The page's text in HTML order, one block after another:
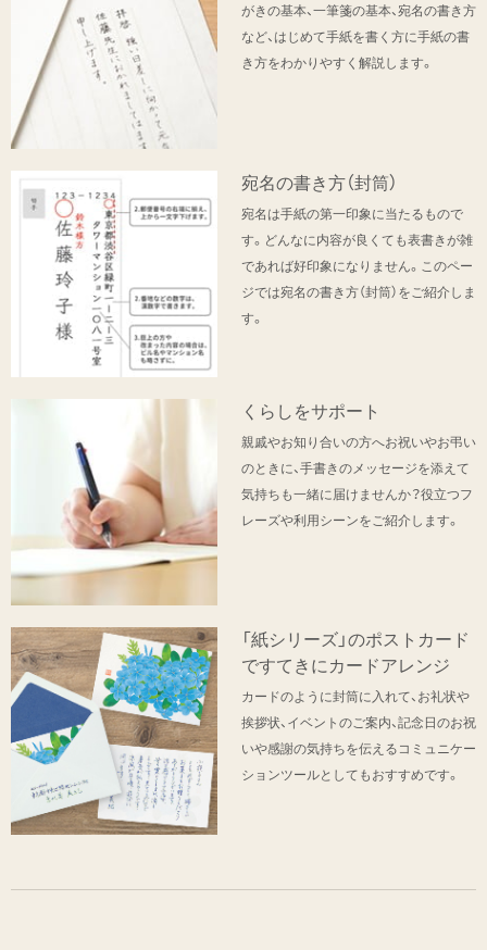
がきの基本、一筆箋の基本、宛名の書き方
など、はじめて手紙を書く方に手紙の書
き方をわかりやすく解説します。
宛名の書き方（封筒）
宛名は手紙の第一印象に当たるもので
す。どんなに内容が良くても表書きが雑
であれば好印象になりません。このペー
ジでは宛名の書き方（封筒）をご紹介しま
す。
くらしをサポート
親戚やお知り合いの方へお祝いやお弔い
のときに、手書きのメッセージを添えて
気持ちも一緒に届けませんか？役立つフ
レーズや利用シーンをご紹介します。
「紙シリーズ」のポストカード
ですてきにカードアレンジ
カードのように封筒に入れて、お礼状や
挨拶状、イベントのご案内、記念日のお祝
いや感謝の気持ちを伝えるコミュニケー
ションツールとしてもおすすめです。